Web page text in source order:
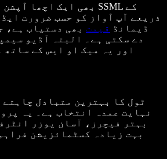
ذریعے آپ آواز کو حسب ضرورت
ڈیمانڈ قیمت بھی دستیاب ہے،
دے سکتی ہے۔ البتہ آڈیو
اور یہ میک او ایس کے ساتھ
بہتر فیچرز، آسان یوزر
بہت زیادہ کسٹمائزیشن